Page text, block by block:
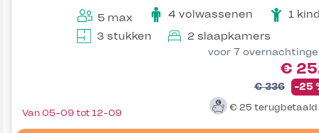
5 max 4 volwassenen
1
3 stukken
2 slaapkamers
voor 7
€
€ 336 -25
€ 25 terugbetaald
Van 05-09 tot 12-09